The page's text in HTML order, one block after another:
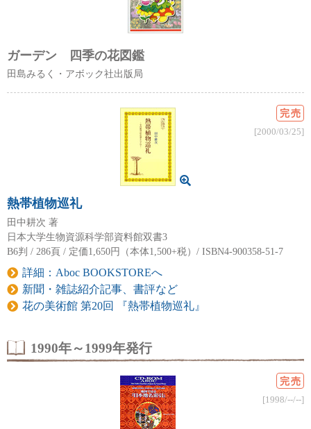
ガーデン 四季の花図鑑
田島みるく・アボック社出版局
熱帯植物巡礼
田中耕次 著
日本大学生物資源科学部資料館双書3
B6判 / 286頁 / 定価1,650円（本体1,500+税）/ ISBN4-900358-51-7
詳細：Aboc BOOKSTOREへ
新聞・雑誌紹介記事、書評など
花の美術館 第20回 『熱帯植物巡礼』
完売
[2000/03/25]
1990年～1999年発行
完売
[1998/--/--]